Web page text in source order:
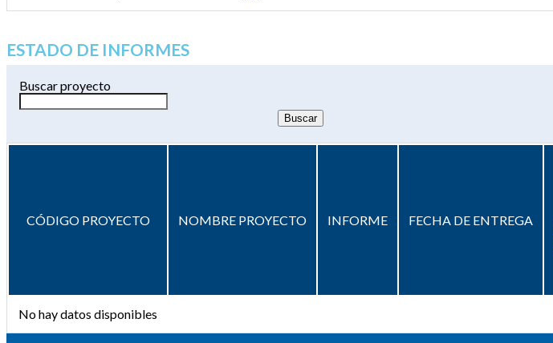
ESTADO DE INFORMES
Buscar proyecto
CÓDIGO PROYECTO NOMBRE PROYECTO INFORME FECHA DE ENTREGA
No hay datos disponibles